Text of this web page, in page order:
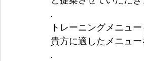
.
トレーニングメニュ
貴方に適したメニュ
.